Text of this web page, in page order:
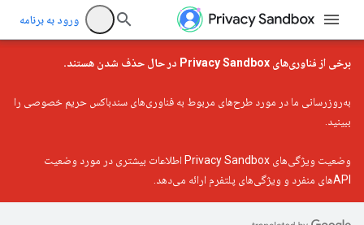
ورود به برنامه
برخی از فناوری‌های Privacy Sandbox در حال حذف شدن هستند.
به‌روزرسانی ما در مورد طرح‌های مربوط به فناوری‌های سندباکس حریم خصوصی را
ببینید.
وضعیت ویژگی‌های Privacy Sandbox
اطلاعات بیشتری در مورد وضعیت
APIهای منفرد و ویژگی‌های پلتفرم ارائه می‌دهد.